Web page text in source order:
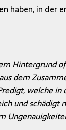
haben, in
Hintergrund
dem
welche in
und schädigt